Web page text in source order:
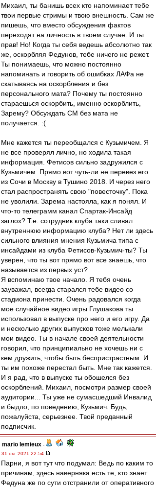
Михаил, ты банишь всех кто напоминает тебе
твои первые стримы и твою внешность. Сам же
пишешь, что вместо обсуждения фактов
переходят на личность в твоем случае. И ты
прав! Но! Когда ты себя ведешь абсолютно так
же, оскорбляя Федунов, тебе ничего не режет.
Ты понимаешь, что можно постоянно
напоминать и говорить об ошибках ЛАФа не
скатываясь на оскорбления и без
персонального мата? Почему ты постоянно
стараешься оскорбить, именно оскорблить,
Зарему? Обсуждать СМ без мата не
получается. :(
Мне кажется ты переобщался с Кузьмичем. Я
не все проверял лично, но ходила такая
информация. Фетисов сильно задружился с
Кузьмичем. Прямо вот чуть-ли не перевез его
из Сочи в Москву в Тушино 2018. И через него
стал распространять свою "повесточку". Пока
не уволили. Зарема настояла, как я понял. И
что-то телеграмм канал Спартак-Инсайд
заглох? Т.е. сотрудник клуба таки сливал
внутреннюю информацию клуба? Нет ли здесь
сильного влияния мнения Кузьмича типа с
инсайдами из клуба Фетисов-Кузьмич-ты? Ты
уверен, что ты вот прямо вот все знаешь, что
называется из первых уст?
Я вспоминаю твое начало. Я тебя очень
зауважал, всегда старался тебе видео со
стадиона принести. Очень радовался когда
мое случайное видео игры Глушакова ты
использовал в выпуске про него и его игру. Да
и несколько других выпусков тоже мелькали
мои видео. Ты в начале своей деятельности
говорил, что принципиально не хочешь ни с
кем дружить, чтобы быть беспристрастным. И
ты им похоже перестал быть. Мне так кажется.
И я рад, что в выпуске ты обошелся без
оскорблений. Михаил, посмотри размер своей
аудитории... Ты уже не сумасшедший Инвалид
и быдло, по поведению, Кузьмич. Будь,
пожалуйста, серьезнее. Твой преданный
подписчик.
mario lemieux -
31 окт 2021 22:54
Парни, я вот тут что подумал: Ведь по каким то
причинам, здесь наверняка есть те, кто знает
Федуна же по сути отстранили от оперативного